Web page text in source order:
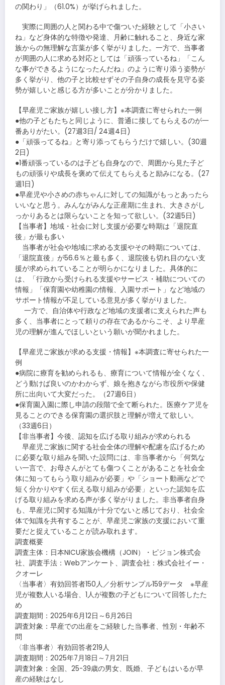
の関わり」（61.0%）が挙げられました。
実際に周囲の人と関わる中で傷ついた経験として「小さい
ね」など身体的な特徴や発達、月齢に触れること、身近な家
族からの無理解な言葉が多く挙がりました。一方で、当事者
が周囲の人に求める対応としては「頑張っているね」「こん
な事ができるようになったんだね」のように寄り添う姿勢が
多く挙がり、他の子と比較せずその子自身の成長を見守る姿
勢が嬉しいと感じる方が多いことが分かりました。
【早産児ご家族が嬉しい接し方】※本調査に寄せられた一例
●他の子どもたちと同じように、普通に接してもらえるのが一
番ありがたい。(27週3日/ 24週4日)
●「頑張ってるね」と寄り添ってもらうだけで嬉しい。(30週
2日)
●1番頑張っているのは子ども自身なので、周囲から見た子ど
もの頑張りや成長を褒めて伝えてもらえると励みになる。(27
週1日)
●早産児や小さめの赤ちゃんに対しての知識がもっとあったら
いいなと思う。みんながみんな正産期に生まれ、大きさがし
っかりあるとは限らないことを知って欲しい。(32週5日)
【当事者】地域・社会に対し支援が必要な時期は「退院直
後」が最も多い
当事者が社会や地域に求める支援やその時期については、
「退院直後」が56.6％と最も多く、退院後も切れ目のない支
援が求められていることが明らかになりました。具体的に
は、「行政から受けられる支援やサービス・補助についての
情報」「保育園や幼稚園の情報、入園サポート」など地域の
サポート情報が不足している意見が多く挙がりました。
一方で、自治体や行政など地域の支援者に支えられた声も
多く、当事者にとって頼りの存在であるからこそ、より早産
児の理解が進んでほしいという願いが聞かれました。
【早産児ご家族が求める支援・情報】※本調査に寄せられた一
例
●病院に療育を勧められるも、療育について情報が全くなく、
どう動けば良いのかわからず、娘を抱きながら市役所や保健
所に出向いて大変だった。（27週6日）
●保育園入園に際し申請の段階で全て断られた。医療ケア児を
見ることのできる保育園の選択肢と理解が増えて欲しい。
（33週6日）
【非当事者】今後、認知を広げる取り組みが求められる
早産児ご家族に関する社会全体の理解や配慮を広げるため
に必要な取り組みを聞いた設問には、非当事者から「何気な
い一言で、お母さんがとても傷つくことがあることを社会全
体に知ってもらう取り組みが必要」や「ショート動画などで
短く分かりやすく伝える取り組みが必要」といった認知を広
げる取り組みを求める声が多く挙がりました。非当事者自身
も、早産児に関する知識が十分でないと感じており、社会全
体で知識を共有することが、早産児ご家族の支援において重
要だと捉えていることが読み取れます。
調査概要
調査主体：日本NICU家族会機構（JOIN）・ピジョン株式会
社、調査手法：Webアンケート、調査会社：株式会社イー・
クオーレ
〈当事者〉有効回答者150人／分析サンプル159データ ※早産
児が複数人いる場合、1人が複数の子どもについて回答したた
め
調査期間：2025年6月12日～6月26日
調査対象：早産での出産をご経験した当事者、性別・年齢不
問
〈非当事者〉有効回答者219人
調査期間：2025年7月18日～7月21日
調査対象：全国、25-39歳の男女、既婚、子どもはいるが早
産の経験はなし